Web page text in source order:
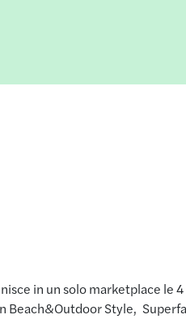
in un solo marketplace le
Style,